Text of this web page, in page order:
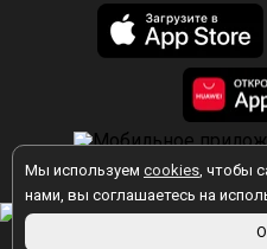
Мы используем cookies, чтобы
нами, вы соглашаетесь на
2026 © Колба
Вы принимаете условия политики в
персональных данных